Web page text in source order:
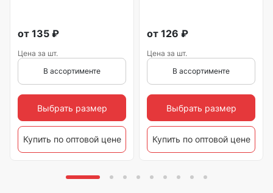
от 135 ₽
Цена за шт.
В ассортименте
Выбрать размер
Купить по оптовой цене
от 126 ₽
Цена за шт.
В ассортименте
Выбрать размер
Купить по оптовой цене